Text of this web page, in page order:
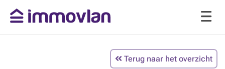
Terug naar het overzicht